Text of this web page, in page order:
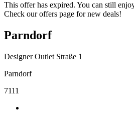
This offer has expired. You can still
Check our offers page for new deals!
Parndorf
Designer Outlet Straße 1
Parndorf
7111